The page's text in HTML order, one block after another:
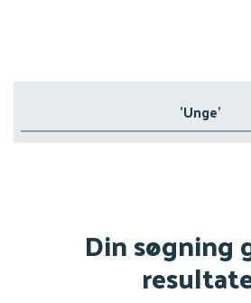
Din søgning